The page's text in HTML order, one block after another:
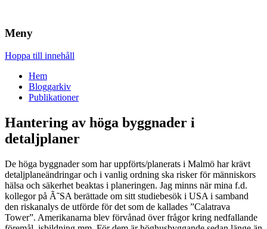
Wuz
Meny
Hoppa till innehåll
Hem
Bloggarkiv
Publikationer
Hantering av höga byggnader i
detaljplaner
De höga byggnader som har uppförts/planerats i Malmö har krävt
detaljplaneändringar och i vanlig ordning ska risker för människors
hälsa och säkerhet beaktas i planeringen. Jag minns när mina f.d.
kollegor på Ã˜SA berättade om sitt studiebesök i USA i samband
den riskanalys de utförde för det som de kallades ”Calatrava
Tower”. Amerikanarna blev förvånad över frågor kring nedfallande